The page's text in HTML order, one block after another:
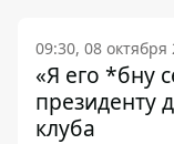
09:30, 08 октября
«Я его *бну
президенту
клуба